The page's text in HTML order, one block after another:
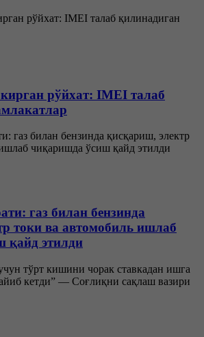
рўйхат: IMEI талаб
газ билан бензинда
токи ва автомобиль ишлаб
қайд этилди